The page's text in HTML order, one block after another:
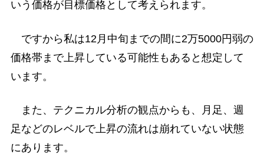
いう価格が目標価格として考えられます。
ですから私は12月中旬までの間に2万5000円弱の
価格帯まで上昇している可能性もあると想定して
います。
また、テクニカル分析の観点からも、月足、週
足などのレベルで上昇の流れは崩れていない状態
にあります。